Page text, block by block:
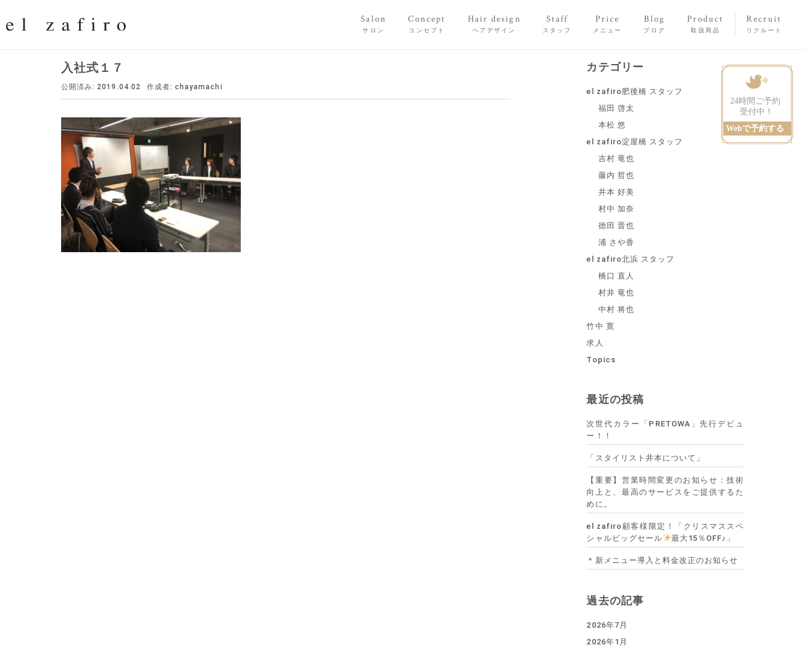
Salon
サロン
Concept
コンセプト
Hair design
ヘアデザイン
Staff
スタッフ
Price
メニュー
Blog
ブログ
Product
取扱商品
Recruit
リクルート
入社式１７
公開済み: 2019.04.02 作成者:chayamachi
カテゴリー
el zafiro肥後橋 スタッフ
福田 啓太
本松 悠
el zafiro淀屋橋 スタッフ
吉村 竜也
藤内 哲也
井本 好美
村中 加奈
徳田 晋也
浦 さや香
el zafiro北浜 スタッフ
橋口 直人
村井 竜也
中村 将也
竹中 寛
求人
Topics
最近の投稿
次世代カラー「PRETOWA」先行デビュ
ー！！
「スタイリスト井本について」
【重要】営業時間変更のお知らせ：技術
向上と、最高のサービスをご提供するた
めに。
el zafiro顧客様限定！「クリスマススペ
シャルビッグセール
最大15％OFF♪」
＊新メニュー導入と料金改正のお知らせ
過去の記事
2026年7月
2026年1月